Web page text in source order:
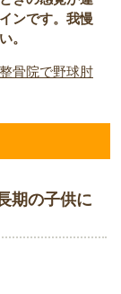
ンです。我慢
。
骨院で野球肘
期の子供に